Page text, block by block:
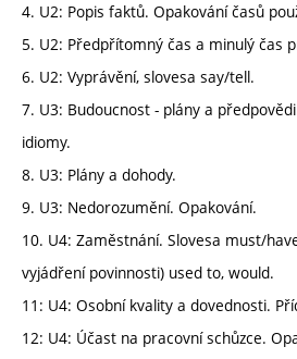
4. U2: Popis faktů. Opakování časů
5. U2: Předpřítomný čas a minulý čas
6. U2: Vyprávění, slovesa say/tell.
7. U3: Budoucnost - plány a
idiomy.
8. U3: Plány a dohody.
9. U3: Nedorozumění. Opakování.
10. U4: Zaměstnání. Slovesa must/
vyjádření povinnosti) used to, would.
11: U4: Osobní kvality a dovednosti.
12: U4: Účast na pracovní schůzce.